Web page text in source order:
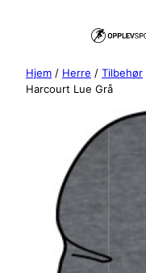
Hjem / Herre / Tilbehør
Harcourt Lue Grå